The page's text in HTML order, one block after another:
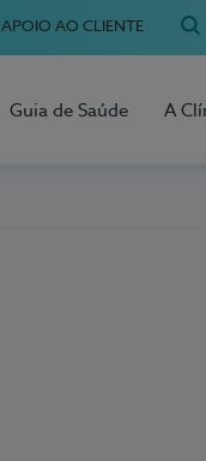
APOIO AO CLIENTE
Guia de Saúde A